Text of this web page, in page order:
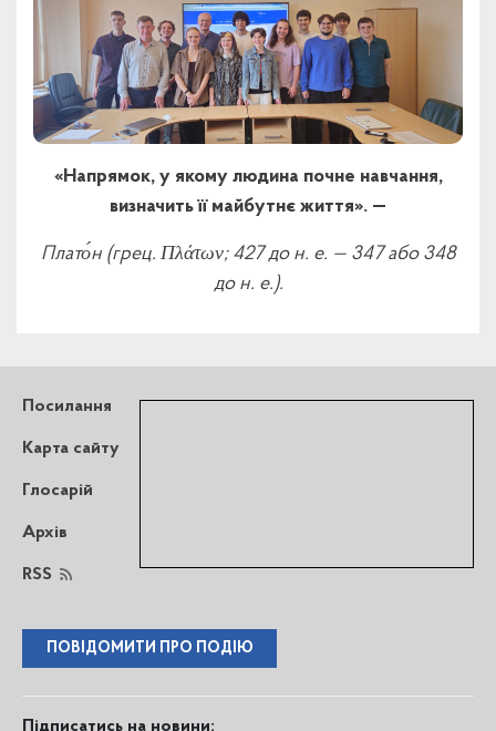
«Напрямок, у якому людина почне навчання,
визначить її майбутнє життя». —
Плато́н (грец. Πλάτων; 427 до н. е. — 347 або 348
до н. е.).
Посилання
Карта сайту
Глосарій
Архів
RSS
ПОВІДОМИТИ ПРО ПОДІЮ
Підписатись на новини: